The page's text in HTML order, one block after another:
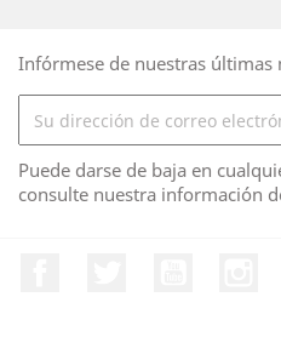
Infórmese de nuestras últimas
Puede darse de baja en
consulte nuestra información